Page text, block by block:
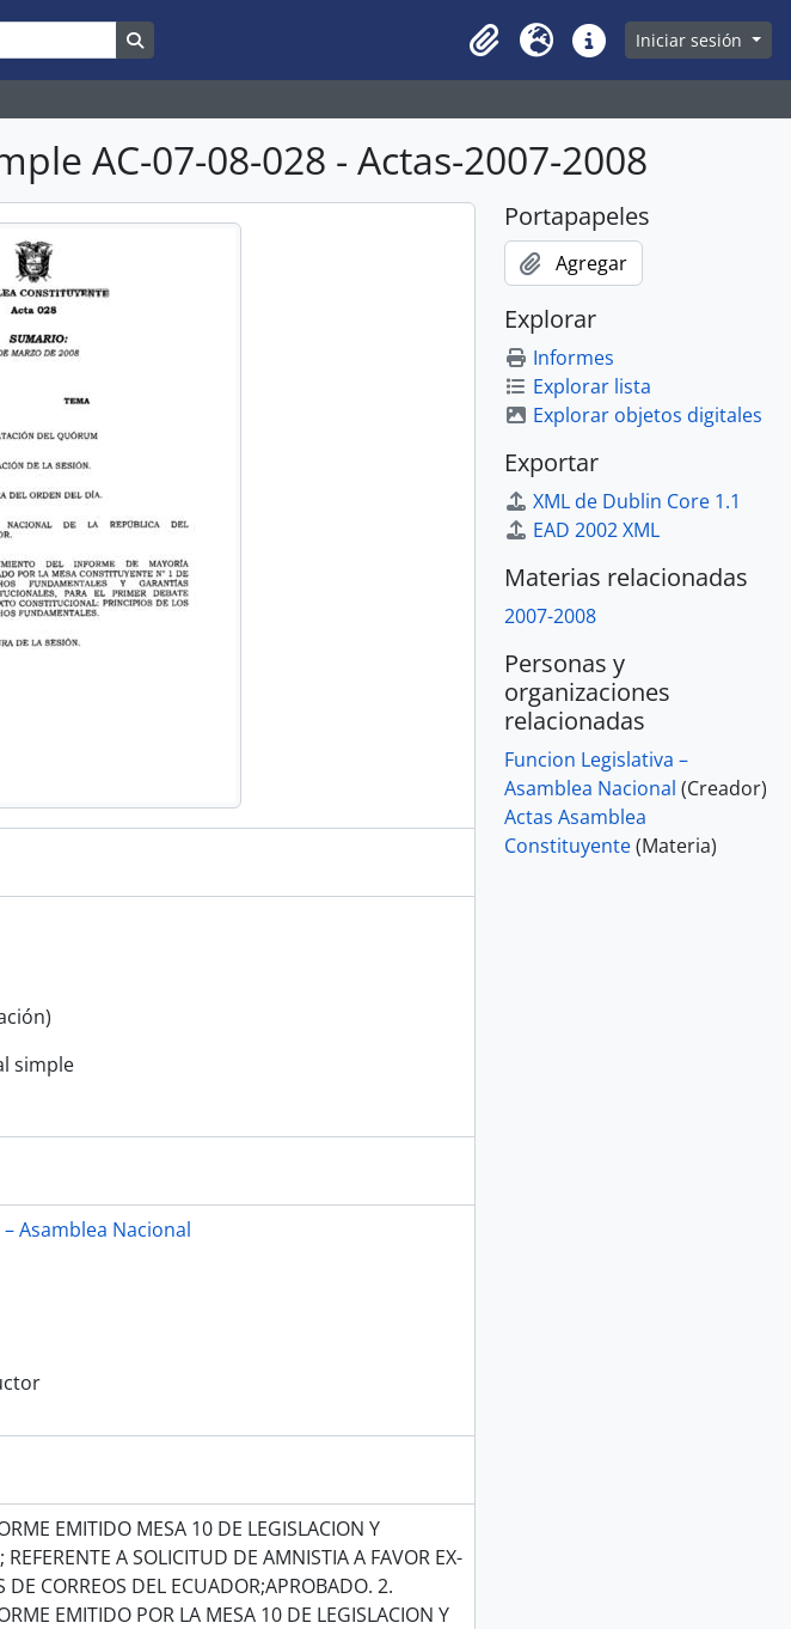
Clipboard
Idioma Enlaces rápidos
Iniciar sesión
AC-07-08-028 - Actas-2007-2008
simple
Asamblea Nacional
EMITIDO MESA 10 DE LEGISLACION Y
REFERENTE A SOLICITUD DE AMNISTIA A FAVOR EX-
DE CORREOS DEL ECUADOR;APROBADO. 2.
EMITIDO POR LA MESA 10 DE LEGISLACION Y
Portapapeles
Agregar
Explorar
Informes
Explorar lista
Explorar objetos digitales
Exportar
XML de Dublin Core 1.1
EAD 2002 XML
Materias relacionadas
2007-2008
Personas y
organizaciones
relacionadas
Funcion Legislativa –
Asamblea Nacional (Creador)
Actas Asamblea
Constituyente(Materia)